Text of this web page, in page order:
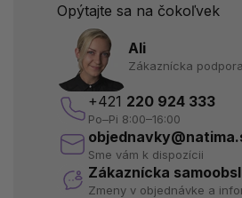
Opýtajte sa na čokoľvek
Ali
Zákaznícka podpora
+421 220 924 333
Po–Pi 8:00–16:00
Sme vám k dispozícii
Zákaznícka
Zmeny v objednávke a